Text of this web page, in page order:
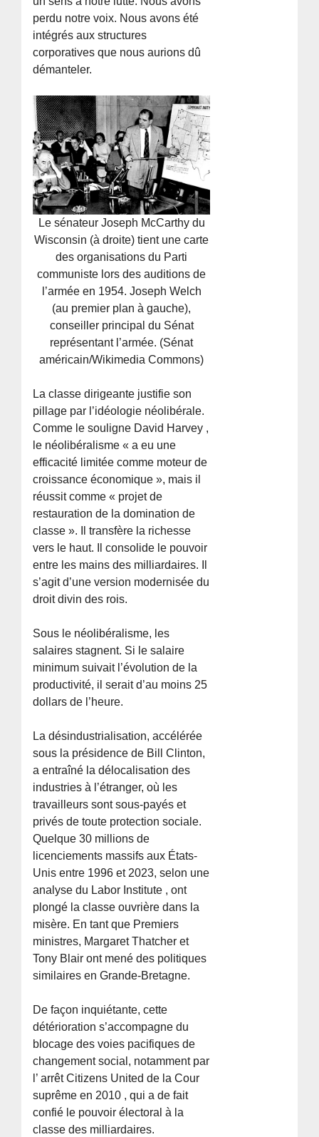
perdu notre voix. Nous avons été
intégrés aux structures
corporatives que nous aurions dû
démanteler.
Le sénateur Joseph McCarthy du
Wisconsin (à droite) tient une carte
des organisations du Parti
communiste lors des auditions de
l’armée en 1954. Joseph Welch
(au premier plan à gauche),
conseiller principal du Sénat
représentant l’armée. (Sénat
américain/Wikimedia Commons)
La classe dirigeante justifie son
pillage par l’idéologie néolibérale.
Comme le souligne David Harvey ,
le néolibéralisme « a eu une
efficacité limitée comme moteur de
croissance économique », mais il
réussit comme « projet de
restauration de la domination de
classe ». Il transfère la richesse
vers le haut. Il consolide le pouvoir
entre les mains des milliardaires. Il
s’agit d’une version modernisée du
droit divin des rois.
Sous le néolibéralisme, les
salaires stagnent. Si le salaire
minimum suivait l’évolution de la
productivité, il serait d’au moins 25
dollars de l’heure.
La désindustrialisation, accélérée
sous la présidence de Bill Clinton,
a entraîné la délocalisation des
industries à l’étranger, où les
travailleurs sont sous-payés et
privés de toute protection sociale.
Quelque 30 millions de
licenciements massifs aux États-
Unis entre 1996 et 2023, selon une
analyse du Labor Institute , ont
plongé la classe ouvrière dans la
misère. En tant que Premiers
ministres, Margaret Thatcher et
Tony Blair ont mené des politiques
similaires en Grande-Bretagne.
De façon inquiétante, cette
détérioration s’accompagne du
blocage des voies pacifiques de
changement social, notamment par
l’ arrêt Citizens United de la Cour
suprême en 2010 , qui a de fait
confié le pouvoir électoral à la
classe des milliardaires.